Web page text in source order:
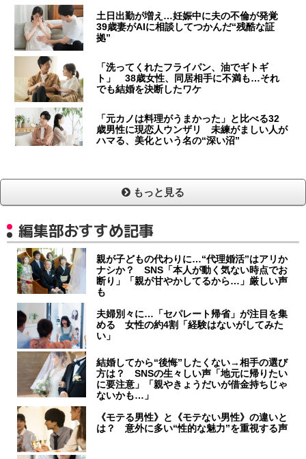
土日出勤が増え…妊娠中に夫の不倫が発覚
39歳妻がAIに相談してつかんだ“残酷な証
拠”
「洗ってくれたフライパン、油でギトギ
ト」 38歳女性、同居相手に不満も…それ
でも結婚を決断したワケ
「元カノは料理がうまかった」と比べる32
歳男性に現恋人ウンザリ 未練がましい人が
ハマる、美化という名の“深い沼”
もっと見る
編集部おすすめ記事
親が子どもの代わりに…“代理婚活”はアリか
ナシか？ SNS「本人が動く気ない時点でお
断り」「親が甘やかしてるから…」厳しい声
も
夫婦別々に…「セパレート帰省」が注目を集
める 女性の約4割「経験はないがしてみた
い」
結婚してから“後悔”したくない→相手の選び
方は？ SNSの生々しい声「地元に帰りたい
に要注意」「親やきょうだいが借金持ちじゃ
ないかも…」
《モテる男性》と《モテない男性》の違いと
は？ 意外に多い“性的な魅力”を重視する声